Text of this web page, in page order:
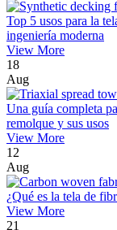
Top 5 usos para la
ingeniería moderna
View More
18
Aug
Una guía completa
remolque y sus usos
View More
12
Aug
¿Qué es la tela de
View More
21